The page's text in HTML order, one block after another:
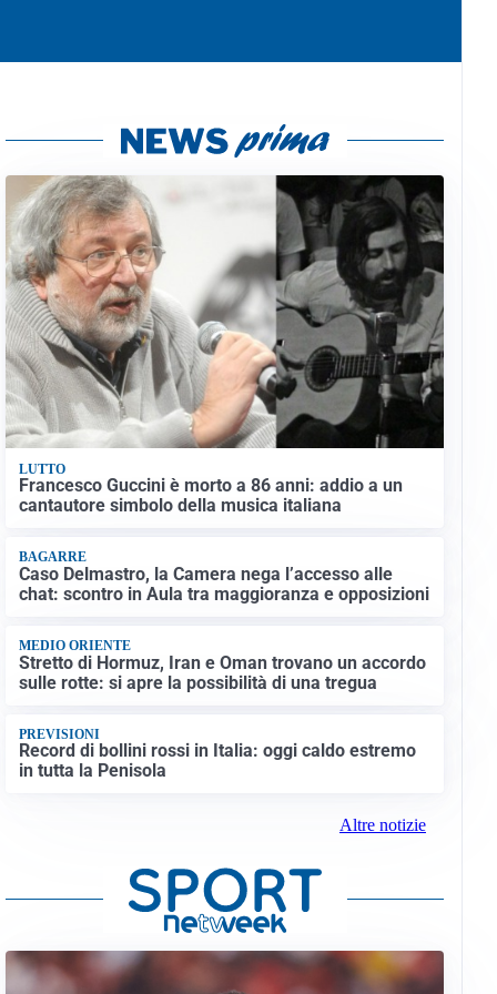
LUTTO
Francesco Guccini è morto a 86 anni: addio a un
cantautore simbolo della musica italiana
BAGARRE
Caso Delmastro, la Camera nega l’accesso alle
chat: scontro in Aula tra maggioranza e opposizioni
MEDIO ORIENTE
Stretto di Hormuz, Iran e Oman trovano un accordo
sulle rotte: si apre la possibilità di una tregua
PREVISIONI
Record di bollini rossi in Italia: oggi caldo estremo
in tutta la Penisola
Altre notizie